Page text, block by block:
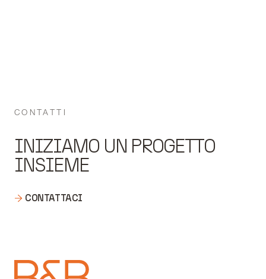
CONTATTI
INIZIAMO UN PROGETTO
INSIEME
CONTATTACI